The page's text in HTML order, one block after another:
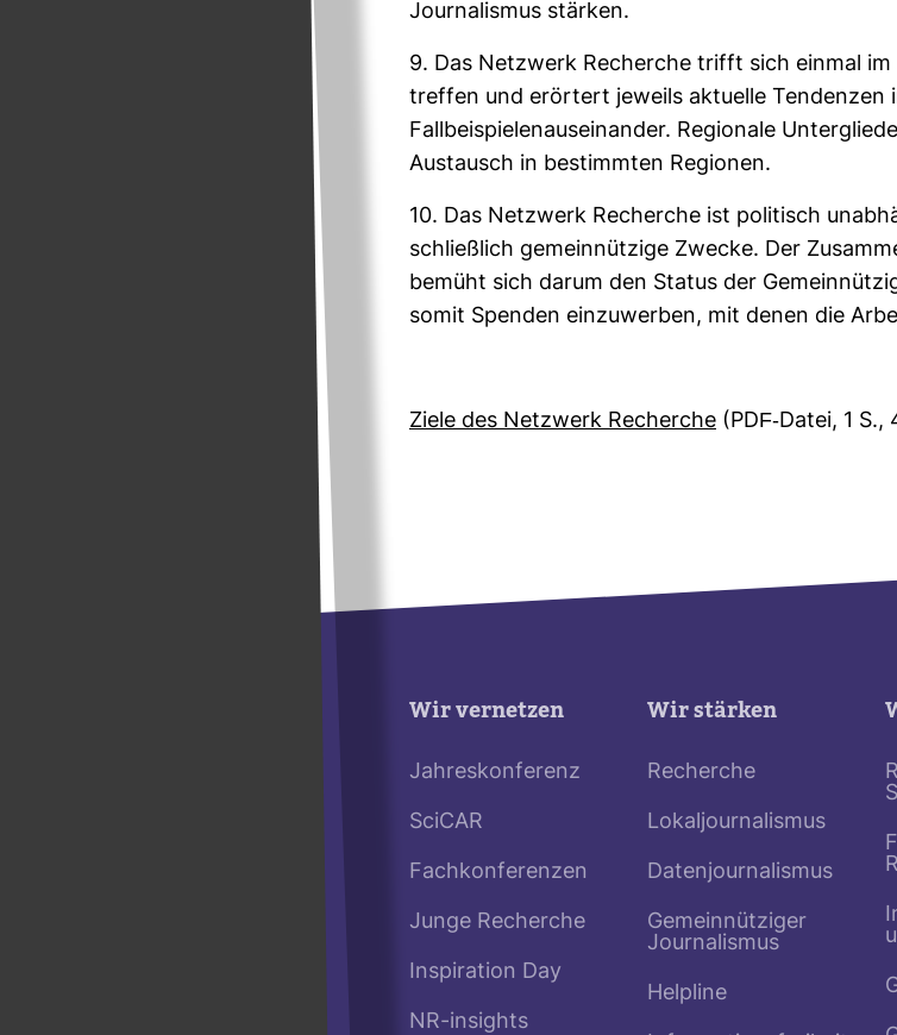
Jour­na­lismus stärken.
9. Das Netz­werk Recherche trifft sich einmal
treffen und erör­tert jeweils aktu­elle Ten­denzen
Fall­bei­spie­len­aus­ein­ander. Regio­nale
Aus­tausch in bestimmten Regionen.
10. Das Netz­werk Recherche ist poli­tisch
schließ­lich gemein­nüt­zige Zwecke. Der
bemüht sich darum den Status der
somit Spenden ein­zu­werben, mit denen die
Ziele des Netz­werk Recherche (PDF-​Datei, 1 S.,
Wir vernetzen
Jahreskonferenz
SciCAR
Fachkonferenzen
Junge Recherche
Inspiration Day
NR-insights
Wir stärken
Recherche
Lokaljournalismus
Datenjournalismus
Gemeinnütziger
Journalismus
Helpline